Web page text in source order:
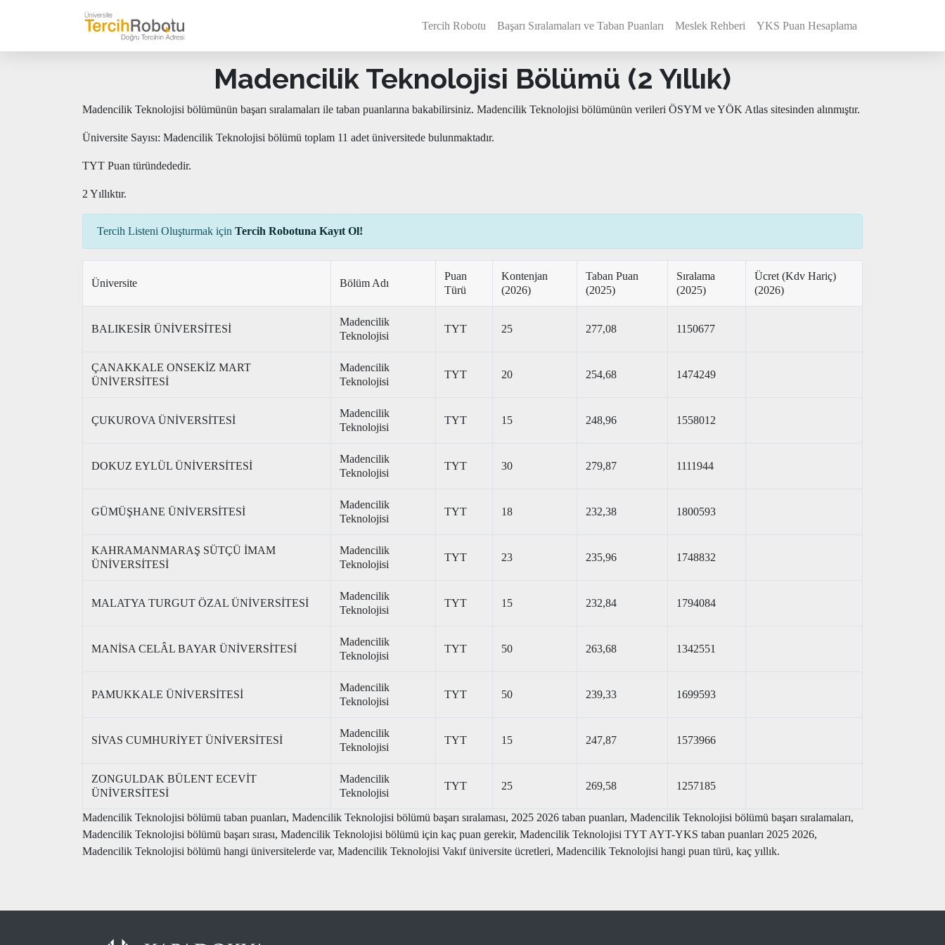
Tercih Robotu Başarı Sıralamaları ve Taban Puanları Meslek Rehberi YKS Puan Hesaplama
Madencilik Teknolojisi Bölümü (2 Yıllık)
Madencilik Teknolojisi bölümünün başarı sıralamaları ile taban puanlarına bakabilirsiniz. Madencilik Teknolojisi bölümünün verileri ÖSYM ve YÖK Atlas sitesinden alınmıştır.
Üniversite Sayısı: Madencilik Teknolojisi bölümü toplam 11 adet üniversitede bulunmaktadır.
TYT Puan türündededir.
2 Yıllıktır.
Tercih Listeni Oluşturmak için Tercih Robotuna Kayıt Ol!
Üniversite Bölüm Adı
Puan
Türü
Kontenjan
(2026)
Taban Puan
(2025)
Sıralama
(2025)
Ücret (Kdv Hariç)
(2026)
BALIKESİR ÜNİVERSİTESİ
Madencilik
Teknolojisi
TYT 25 277,08 1150677
ÇANAKKALE ONSEKİZ MART
ÜNİVERSİTESİ
Madencilik
Teknolojisi
TYT 20 254,68 1474249
ÇUKUROVA ÜNİVERSİTESİ
Madencilik
Teknolojisi
TYT 15 248,96 1558012
DOKUZ EYLÜL ÜNİVERSİTESİ
Madencilik
Teknolojisi
TYT 30 279,87 1111944
GÜMÜŞHANE ÜNİVERSİTESİ
Madencilik
Teknolojisi
TYT 18 232,38 1800593
KAHRAMANMARAŞ SÜTÇÜ İMAM
ÜNİVERSİTESİ
Madencilik
Teknolojisi
TYT 23 235,96 1748832
MALATYA TURGUT ÖZAL ÜNİVERSİTESİ
Madencilik
Teknolojisi
TYT 15 232,84 1794084
MANİSA CELÂL BAYAR ÜNİVERSİTESİ
Madencilik
Teknolojisi
TYT 50 263,68 1342551
PAMUKKALE ÜNİVERSİTESİ
Madencilik
Teknolojisi
TYT 50 239,33 1699593
SİVAS CUMHURİYET ÜNİVERSİTESİ
Madencilik
Teknolojisi
TYT 15 247,87 1573966
ZONGULDAK BÜLENT ECEVİT
ÜNİVERSİTESİ
Madencilik
Teknolojisi
TYT 25 269,58 1257185
Madencilik Teknolojisi bölümü taban puanları, Madencilik Teknolojisi bölümü başarı sıralaması, 2025 2026 taban puanları, Madencilik Teknolojisi bölümü başarı sıralamaları,
Madencilik Teknolojisi bölümü başarı sırası, Madencilik Teknolojisi bölümü için kaç puan gerekir, Madencilik Teknolojisi TYT AYT-YKS taban puanları 2025 2026,
Madencilik Teknolojisi bölümü hangi üniversitelerde var, Madencilik Teknolojisi Vakıf üniversite ücretleri, Madencilik Teknolojisi hangi puan türü, kaç yıllık.